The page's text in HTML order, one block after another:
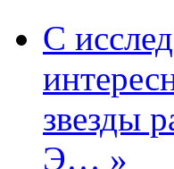
С
звезды
Э… »